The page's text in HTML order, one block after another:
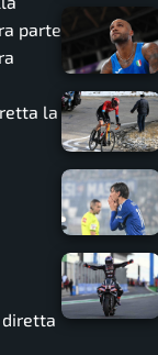
parte
la
diretta